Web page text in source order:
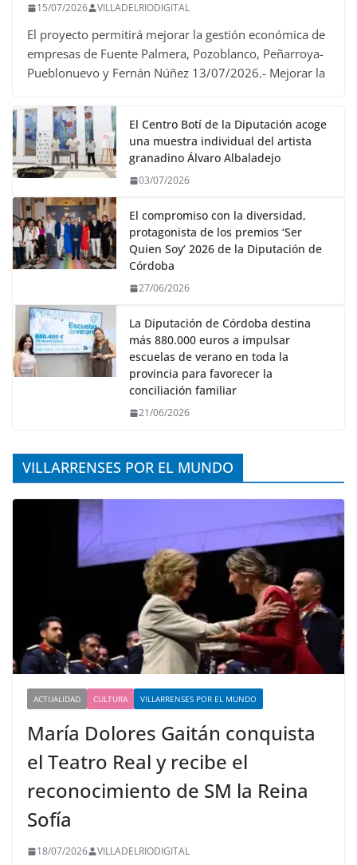
15/07/2026 VILLADELRIODIGITAL
El proyecto permitirá mejorar la gestión económica de
empresas de Fuente Palmera, Pozoblanco, Peñarroya-
Pueblonuevo y Fernán Núñez 13/07/2026.- Mejorar la
El Centro Botí de la Diputación acoge
una muestra individual del artista
granadino Álvaro Albaladejo
03/07/2026
El compromiso con la diversidad,
protagonista de los premios ‘Ser
Quien Soy’ 2026 de la Diputación de
Córdoba
27/06/2026
La Diputación de Córdoba destina
más 880.000 euros a impulsar
escuelas de verano en toda la
provincia para favorecer la
conciliación familiar
21/06/2026
VILLARRENSES POR EL MUNDO
ACTUALIDAD CULTURA VILLARRENSES POR EL MUNDO
María Dolores Gaitán conquista
el Teatro Real y recibe el
reconocimiento de SM la Reina
Sofía
18/07/2026 VILLADELRIODIGITAL